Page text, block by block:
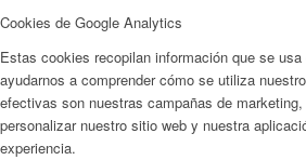
Cookies de Google Analytics
Estas cookies recopilan información que se
ayudarnos a comprender cómo se utiliza
efectivas son nuestras campañas de
personalizar nuestro sitio web y nuestra
experiencia.